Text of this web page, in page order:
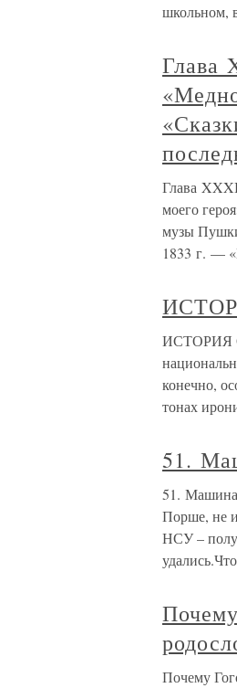
школьном,
Глава
Глава
моего
музы
1833 г. —
ИСТОРИЯ
конечно,
тонах
51.
51. Машина
Порше, не
НСУ –
Почему